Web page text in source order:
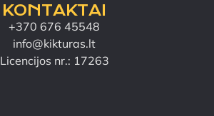
KONTAKTAI
+370 676 45548
info@kikturas.lt
Licencijos nr.: 17263